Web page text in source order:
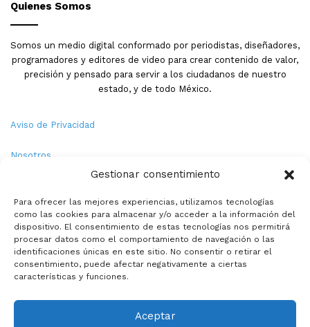
Gestionar consentimiento
Para ofrecer las mejores experiencias, utilizamos tecnologías
como las cookies para almacenar y/o acceder a la información del
dispositivo. El consentimiento de estas tecnologías nos permitirá
procesar datos como el comportamiento de navegación o las
identificaciones únicas en este sitio. No consentir o retirar el
consentimiento, puede afectar negativamente a ciertas
características y funciones.
Aceptar
Quienes Somos
Somos un medio digital conformado por periodistas, diseñadores,
programadores y editores de video para crear contenido de valor,
precisión y pensado para servir a los ciudadanos de nuestro
estado, y de todo México.
Aviso de Privacidad
Nosotros
Política de Cookies
Contacto